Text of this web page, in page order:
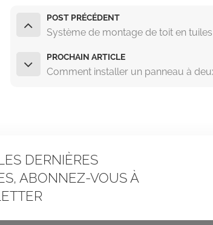
POST PRÉCÉDENT
Système de montage de toit en
PROCHAIN ARTICLE
Comment installer un panneau à
DERNIÈRES
ABONNEZ-VOUS À